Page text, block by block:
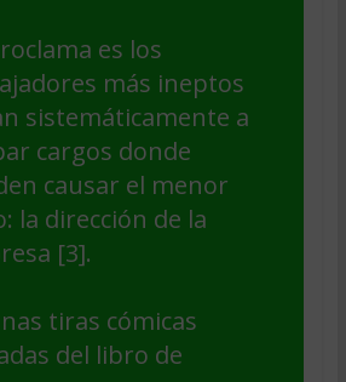
es los
más ineptos
sistemáticamente a
cargos donde
causar el menor
la dirección de la
[3].
tiras cómicas
del libro de